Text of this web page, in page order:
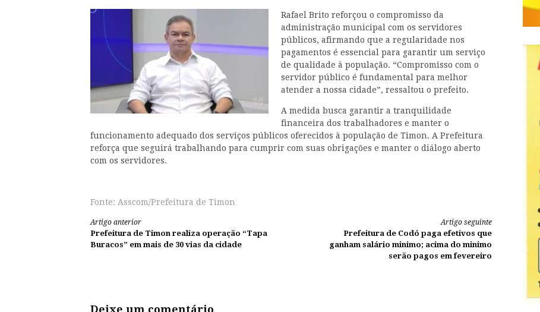
Rafael Brito reforçou o compromisso da
administração municipal com os servidores
públicos, afirmando que a regularidade nos
pagamentos é essencial para garantir um serviço
de qualidade à população. “Compromisso com o
servidor público é fundamental para melhor
atender a nossa cidade”, ressaltou o prefeito.
A medida busca garantir a tranquilidade
financeira dos trabalhadores e manter o
funcionamento adequado dos serviços públicos oferecidos à população de Timon. A Prefeitura
reforça que seguirá trabalhando para cumprir com suas obrigações e manter o diálogo aberto
com os servidores.
Fonte: Asscom/Prefeitura de Timon
Continue
lendo
Artigo anterior
Prefeitura de Timon realiza operação “Tapa
Buracos” em mais de 30 vias da cidade
Artigo seguinte
Prefeitura de Codó paga efetivos que
ganham salário minimo; acima do minimo
serão pagos em fevereiro
Deixe um comentário